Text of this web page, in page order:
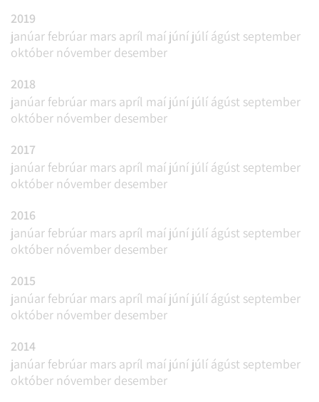
2019
janúar febrúar mars apríl maí júní júlí ágúst september
október nóvember desember
2018
janúar febrúar mars apríl maí júní júlí ágúst september
október nóvember desember
2017
janúar febrúar mars apríl maí júní júlí ágúst september
október nóvember desember
2016
janúar febrúar mars apríl maí júní júlí ágúst september
október nóvember desember
2015
janúar febrúar mars apríl maí júní júlí ágúst september
október nóvember desember
2014
janúar febrúar mars apríl maí júní júlí ágúst september
október nóvember desember